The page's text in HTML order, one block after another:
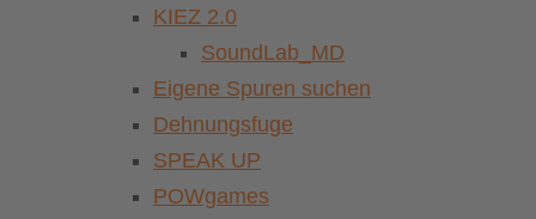
KIEZ 2.0
SoundLab_MD
Eigene Spuren suchen
Dehnungsfuge
SPEAK UP
POWgames